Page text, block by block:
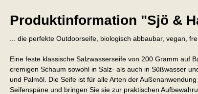
Produktinformation "Sjö &
... die perfekte Outdoorseife, biologisch abbaubar, vegan,
Eine feste klassische Salzwasserseife von 200 Gramm auf
cremigen Schaum sowohl in Salz- als auch in Süßwasser
und Palmöl. Die Seife ist für alle Arten der
Seifenspäne und bringen Sie sie zur praktischen